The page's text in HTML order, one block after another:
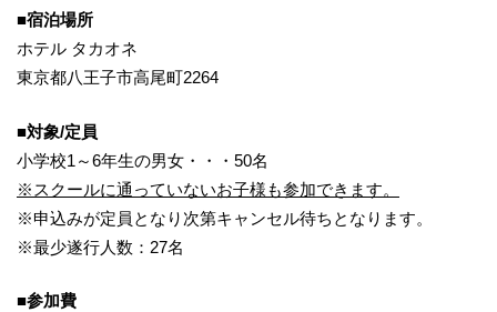
■宿泊場所
ホテル タカオネ
東京都八王子市高尾町2264
■対象/定員
小学校1～6年生の男女・・・50名
※スクールに通っていないお子様も参加できます。
※申込みが定員となり次第キャンセル待ちとなります。
※最少遂行人数：27名
■参加費